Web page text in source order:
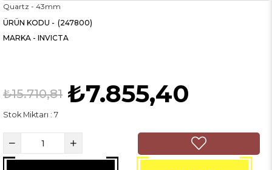
Quartz - 43mm
(247800)
MARKA - INVICTA
₺15.710,81 ₺7.855,40
Stok Miktarı : 7